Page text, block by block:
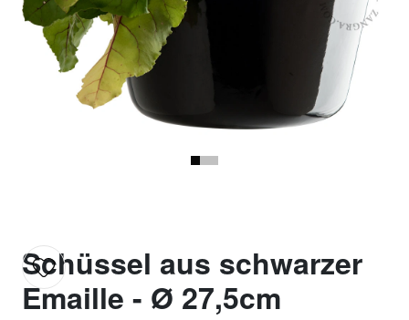
Schüssel aus schwarzer
Emaille - Ø 27,5cm